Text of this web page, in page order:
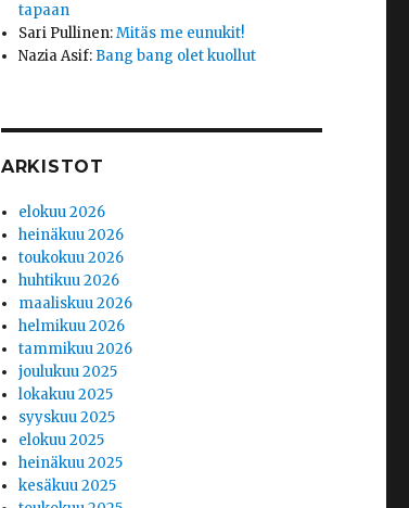
tapaan
Sari Pullinen:Mitäs me eunukit!
Nazia Asif: Bang bang olet kuollut
ARKISTOT
elokuu 2026
heinäkuu 2026
toukokuu 2026
huhtikuu 2026
maaliskuu 2026
helmikuu 2026
tammikuu 2026
joulukuu 2025
lokakuu 2025
syyskuu 2025
elokuu 2025
heinäkuu 2025
kesäkuu 2025